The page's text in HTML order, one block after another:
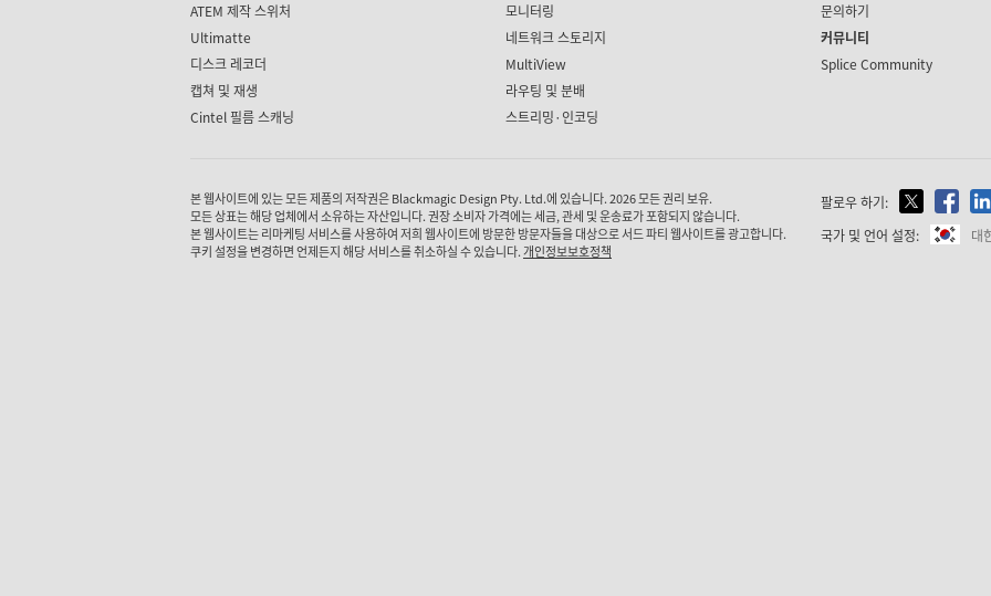
ATEM 제작 스위처
Ultimatte
디스크 레코더
캡쳐 및 재생
Cintel 필름 스캐닝
모니터링
네트워크 스토리지
MultiView
라우팅 및 분배
스트리밍·인코딩
문의하기
커뮤니티
Splice Community
본 웹사이트에 있는 모든 제품의 저작권은 Blackmagic Design Pty. Ltd.에 있습니다. 2026 모든 권리 보유.
모든 상표는 해당 업체에서 소유하는 자산입니다. 권장 소비자 가격에는 세금, 관세 및 운송료가 포함되지 않습니다.
본 웹사이트는 리마케팅 서비스를 사용하여 저희 웹사이트에 방문한 방문자들을 대상으로 서드 파티 웹사이트를 광고합니다.
쿠키 설정을 변경하면 언제든지 해당 서비스를 취소하실 수 있습니다.개인정보보호정책
팔로우 하기:
국가 및 언어 설정:
대